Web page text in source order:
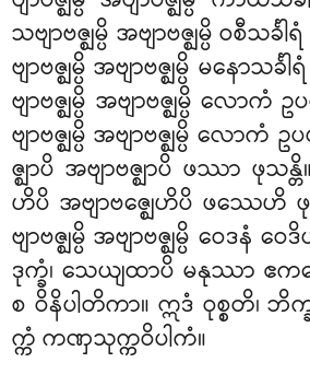
သဗျာဗဇ္ဈမ္ပိ အဗျာဗဇ္ဈမ္ပိ ဝစီသ
ဗျာဗဇ္ဈမ္ပိ အဗျာဗဇ္ဈမ္ပိ မနော
ဗျာဗဇ္ဈမ္ပိ အဗျာဗဇ္ဈမ္ပိ လော
ဗျာဗဇ္ဈမ္ပိ အဗျာဗဇ္ဈမ္ပိလောကံ ဥပ
ဇ္ဈာပိ အဗျာဗဇ္ဈာပိ ဖဿာ ဖုသန္
ဟိပိ အဗျာဗဇ္ဈေဟိပိ ဖဿေဟိ ဖု
ဗျာဗဇ္ဈမ္ပိ အဗျာဗဇ္ဈမ္ပိ ဝေဒနံ
ဒုက္ခံ၊ သေယျထာပိ မနုဿာ ဧကစ္
စ ဝိနိပါတိကာ။ ဣဒံ ဝုစ္စတိ၊ ဘိ
က္ကံ ကဏှသုက္ကဝိပါကံ။